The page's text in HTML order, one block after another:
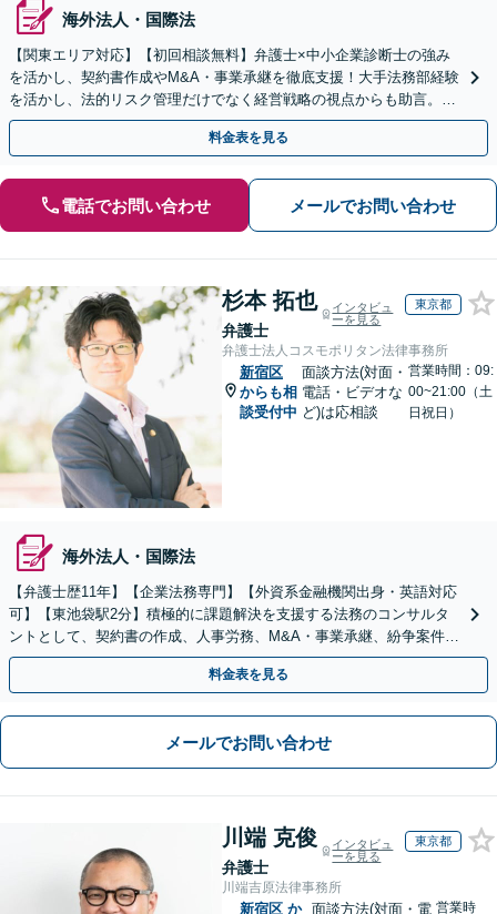
海外法人・国際法
【関東エリア対応】【初回相談無料】弁護士×中小企業診断士の強み
を活かし、契約書作成やM&A・事業承継を徹底支援！大手法務部経験
を活かし、法的リスク管理だけでなく経営戦略の視点からも助言。攻
めと守りの法務で、企業のさらなる成長に貢献します。
料金表を見る
電話でお問い合わせ メールでお問い合わせ
杉本 拓也
弁護士
インタビュ
ーを見る
東京都
弁護士法人コスモポリタン法律事務所
新宿区
からも相
談受付中
面談方法(対面・
電話・ビデオな
ど)は応相談
営業時間：09:
00~21:00（土
日祝日）
海外法人・国際法
【弁護士歴11年】【企業法務専門】【外資系金融機関出身・英語対応
可】【東池袋駅2分】積極的に課題解決を支援する法務のコンサルタ
ントとして、契約書の作成、人事労務、M&A・事業承継、紛争案件等
に広く対応致します【初回面談無料】
料金表を見る
メールでお問い合わせ
川端 克俊
弁護士
インタビュ
ーを見る
東京都
川端吉原法律事務所
新宿区 か 面談方法(対面・電 営業時